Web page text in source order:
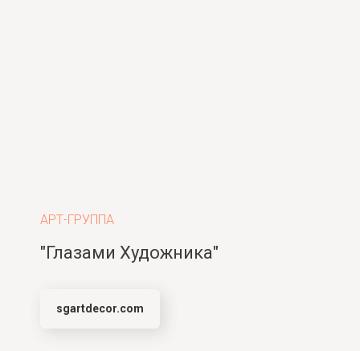
АРТ-ГРУППА
"Глазами Художника"
sgartdecor.com